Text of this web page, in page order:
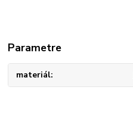
Parametre
materiál